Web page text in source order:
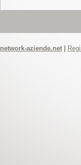
network-aziende.net|